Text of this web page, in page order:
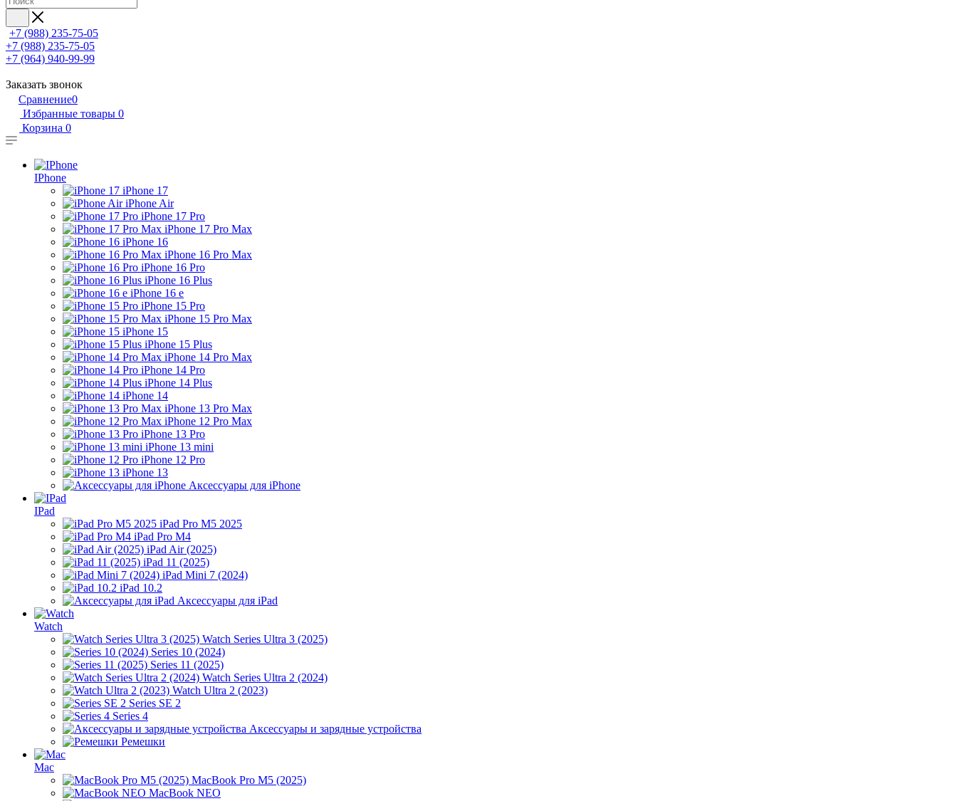
+7 (988) 235-75-05
+7 (988) 235-75-05
+7 (964) 940-99-99
Заказать звонок
Сравнение0
Избранные товары 0
Корзина 0
IPhone
iPhone 17
iPhone Air
iPhone 17 Pro
iPhone 17 Pro Max
iPhone 16
iPhone 16 Pro Max
iPhone 16 Pro
iPhone 16 Plus
iPhone 16 e
iPhone 15 Pro
iPhone 15 Pro Max
iPhone 15
iPhone 15 Plus
iPhone 14 Pro Max
iPhone 14 Pro
iPhone 14 Plus
iPhone 14
iPhone 13 Pro Max
iPhone 12 Pro Max
iPhone 13 Pro
iPhone 13 mini
iPhone 12 Pro
iPhone 13
Аксессуары для iPhone
IPad
iPad Pro M5 2025
iPad Pro M4
iPad Air (2025)
iPad 11 (2025)
iPad Mini 7 (2024)
iPad 10.2
Аксессуары для iPad
Watch
Watch Series Ultra 3 (2025)
Series 10 (2024)
Series 11 (2025)
Watch Series Ultra 2 (2024)
Watch Ultra 2 (2023)
Series SE 2
Series 4
Аксессуары и зарядные устройства
Ремешки
Mac
MacBook Pro M5 (2025)
MacBook NEO